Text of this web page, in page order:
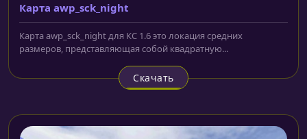
Карта awp_sck_night
Карта awp_sck_night для КС 1.6 это локация средних
размеров, представляющая собой квадратную...
Скачать